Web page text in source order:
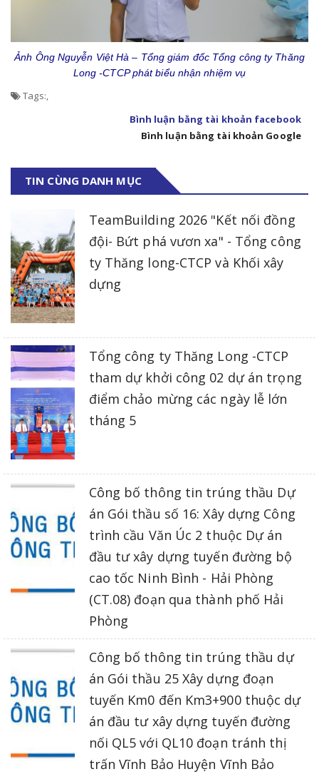
Ảnh Ông Nguyễn Việt Hà – Tổng giám đốc Tổng công ty Thăng
Long -CTCP phát biểu nhận nhiệm vụ
Tags:
Bình luận bằng tài khoản facebook
Bình luận bằng tài khoản Google
TIN CÙNG DANH MỤC
TeamBuilding 2026 "Kết nối đồng
đội- Bứt phá vươn xa" - Tổng công
ty Thăng long-CTCP và Khối xây
dựng
Tổng công ty Thăng Long -CTCP
tham dự khởi công 02 dự án trọng
điểm chảo mừng các ngày lễ lớn
tháng 5
Công bố thông tin trúng thầu Dự
án Gói thầu số 16: Xây dựng Công
trình cầu Văn Úc 2 thuộc Dự án
đầu tư xây dựng tuyến đường bộ
cao tốc Ninh Bình - Hải Phòng
(CT.08) đoạn qua thành phố Hải
Phòng
Công bố thông tin trúng thầu dự
án Gói thầu 25 Xây dựng đoạn
tuyến Km0 đến Km3+900 thuộc dự
án đầu tư xây dựng tuyến đường
nối QL5 với QL10 đoạn tránh thị
trấn Vĩnh Bảo Huyện Vĩnh Bảo